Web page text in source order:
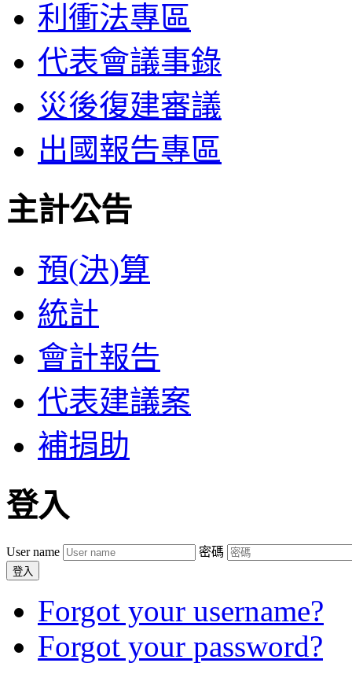
利衝法專區
代表會議事錄
災後復建審議
出國報告專區
主計公告
預(決)算
統計
會計報告
代表建議案
補捐助
登入
User name 密碼
登入
Forgot your username?
Forgot your password?